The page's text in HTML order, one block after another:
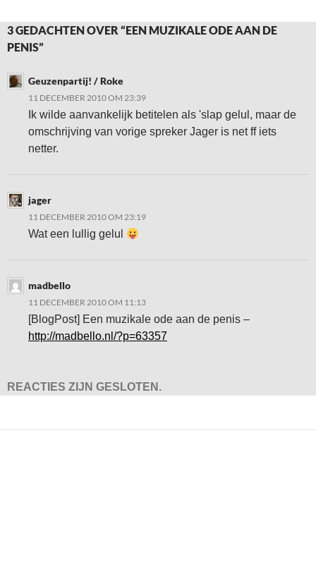
3 GEDACHTEN OVER “EEN MUZIKALE ODE AAN DE
PENIS”
Geuzenpartij! / Roke
11 DECEMBER 2010 OM 23:39
Ik wilde aanvankelijk betitelen als 'slap gelul, maar de
omschrijving van vorige spreker Jager is net ff iets
netter.
jager
11 DECEMBER 2010 OM 23:19
Wat een lullig gelul
madbello
11 DECEMBER 2010 OM 11:13
[BlogPost] Een muzikale ode aan de penis –
http://madbello.nl/?p=63357
REACTIES ZIJN GESLOTEN.